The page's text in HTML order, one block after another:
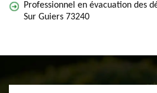
Professionnel en évacuation des
Sur Guiers 73240